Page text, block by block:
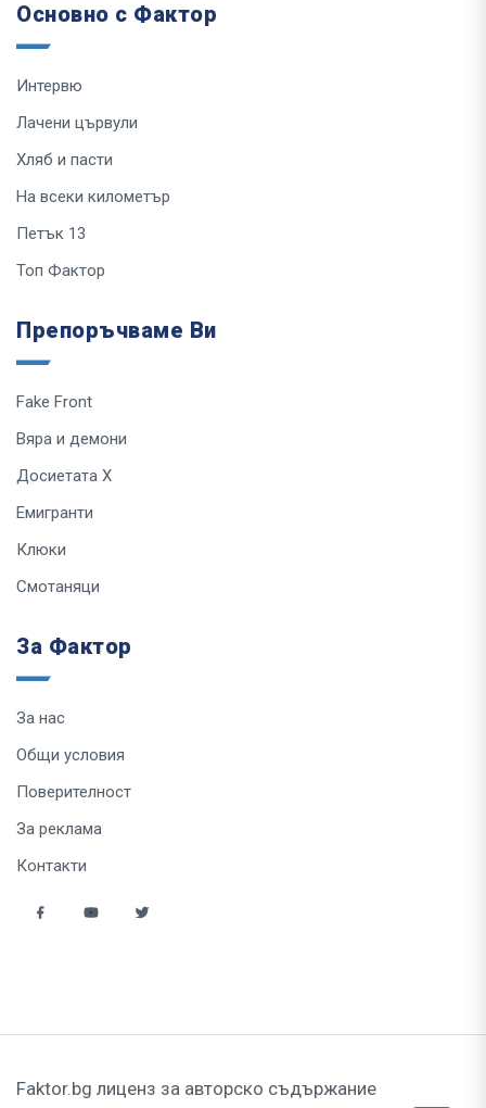
Основно с Фактор
Интервю
Лачени цървули
Хляб и пасти
На всеки километър
Петък 13
Топ Фактор
Препоръчваме Ви
Fake Front
Вяра и демони
Досиетата Х
Емигранти
Клюки
Смотаняци
За Фактор
За нас
Общи условия
Поверителност
За реклама
Контакти
Faktor.bg лиценз за авторско съдържание